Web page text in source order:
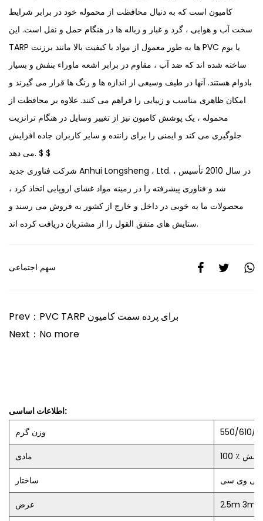
کامیون است که به دنبال محافظت از محموله خود در برابر شرایط
سخت آب و هوایی ، گرد و غبار و زباله ها در هنگام حمل و نقل است. این
TARP ها به طور معمول از مواد با کیفیت بالا مانند برزنت PVC یا بوم
ساخته شده اند که ضد آب ، مقاوم در برابر اشعه ماوراء بنفش و بسیار
بادوام هستند. آنها در طیف وسیعی از اندازه ها و رنگ ها قرار می گیرند و
امکان ظاهری مناسب و زیبایی را فراهم می کنند. علاوه بر محافظت از
محموله ، یک پوشش کامیون نیز از تغییر وسایل در هنگام ترانزیت
جلوگیری می کند و ایمنی را برای راننده و سایر کاربران جاده افزایش
می دهد. $ $
شرکت فناوری جدید Anhui Longsheng ، Ltd. ، در سال 2010 تأسیس
شد و فناوری پیشرفته را در زمینه مواد غشای اروپایی اتخاذ کرد ،
محصولات ما به خوبی در داخل و خارج از کشور به فروش می رسند و
ستایش های متفق القول را از مشتریان دریافت کرده اند.
سهم اجتماعی
Prev：PVC TARP برای پرده سمت کامیون
Next：No more
اطلاعات اساسی:
وزن گرم
550/610/
مادی
ساختار پی وی سی
عرض 2.5m 3m